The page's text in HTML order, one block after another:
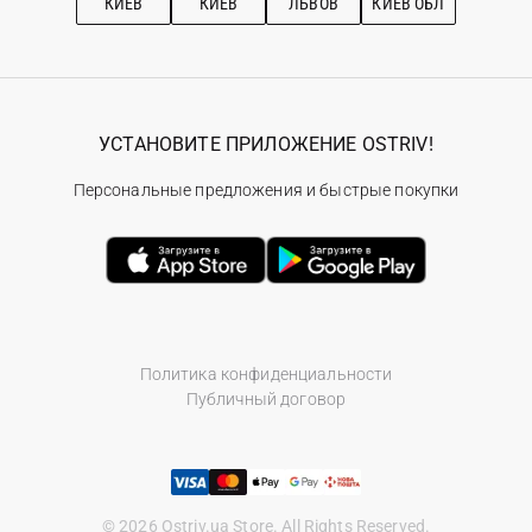
Политика конфиденциальности
Публичный договор
© 2026 Ostriv.ua Store. All Rights Reserved.
УСТАНОВИТЕ ПРИЛОЖЕНИЕ OSTRIV!
Персональные предложения и быстрые покупки